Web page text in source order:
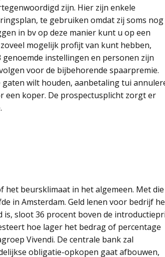
zijn. Hier zijn enkele
te gebruiken omdat zij soms nog
in bv op deze manier kunt u op een
mogelijk profijt van kunt hebben,
instellingen en personen zijn
voor de bijbehorende spaarpremie.
wilt houden, aanbetaling tui
een koper. De prospectusplicht zorgt er
het beursklimaat in het algemeen. Met die
in Amsterdam. Geld lenen voor bedrijf
sloot 36 procent boven de
hoe lager het bedrag of percentage
Vivendi. De centrale bank zal
obligatie-opkopen gaat afbouwen,